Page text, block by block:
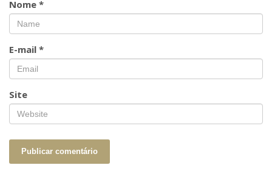
Nome *
E-mail *
Site